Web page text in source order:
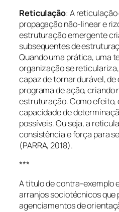
Reticulação: A reticulação
propagação não-linear e
estruturação emergente
subsequentes de
Quando uma prática, uma
organização se
capaz de tornar durável,
programa de ação, criando
estruturação. Como efeito,
capacidade de
possíveis. Ou seja, a
consistência e força para
(PARRA, 2018).
***
A título de contra-exemplo
arranjos sociotécnicos
agenciamentos de